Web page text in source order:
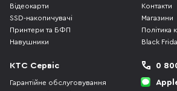
Відеокарти
SSD-накопичувачі
Принтери та БФП
Навушники
Контакти
Магазини
Політика
Black
КТС Сервіс
Гарантійне обслуговування
0